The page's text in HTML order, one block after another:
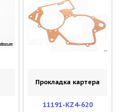
Прокладка картера
11191-KZ4-620